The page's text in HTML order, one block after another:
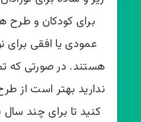
برای کودکان و طرح
عمودی یا افقی برای
هستند. در صورتی که
ندارید بهتر است از
کنید تا برای چند سال